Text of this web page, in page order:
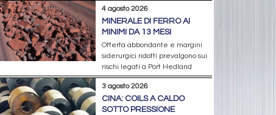
4 agosto 2026
MINERALE DI FERRO AI
MINIMI DA 13 MESI
Offerta abbondante e margini
siderurgici ridotti prevalgono sui
rischi legati a Port Hedland
3 agosto 2026
CINA: COILS A CALDO
SOTTO PRESSIONE